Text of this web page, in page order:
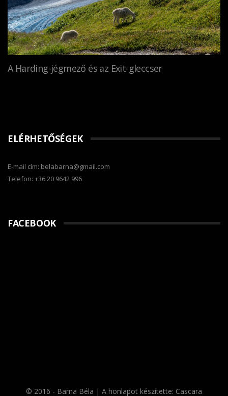
A Harding-jégmező és az Exit-gleccser
ELÉRHETŐSÉGEK
E-mail cím: belabarna@gmail.com
Telefon: +36 20 9642 996
FACEBOOK
© 2016 - Barna Béla | A honlapot készítette: Cascara